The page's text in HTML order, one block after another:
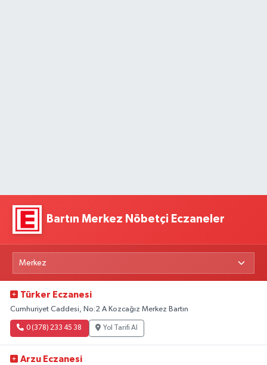
Bartın Merkez Nöbetçi Eczaneler
Türker Eczanesi
Cumhuriyet Caddesi, No:2 A Kozcağız Merkez Bartın
0 (378) 233 45 38 Yol Tarifi Al
Arzu Eczanesi